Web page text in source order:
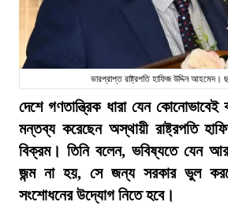
ভারপ্রাপ্ত রাষ্ট্রপতি হাফিজ উদ্দিন আহমেদ।
দেশে গণতান্ত্রিক ধারা যেন
মন্তব্য করেছেন অস্থায়ী রাষ্ট্রপতি
বিক্রম। তিনি বলেন, ভবিষ্যতে যেন
জন্ম না হয়, সে জন্য সরকার ভুল
সংশোধনের উদ্যোগ নিতে হবে।